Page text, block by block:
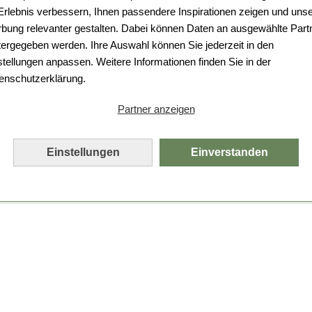
verbessern, Ihnen passendere Inspirationen zeigen und
relevanter gestalten. Dabei können Daten an ausgewählte
werden. Ihre Auswahl können Sie jederzeit in den
anpassen. Weitere Informationen finden Sie in der
Partner anzeigen
Einstellungen Einverstanden